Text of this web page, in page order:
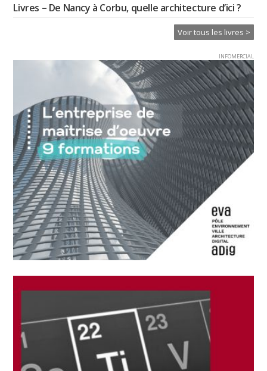
Livres – De Nancy à Corbu, quelle architecture d’ici ?
Voir tous les livres >
INFOMERCIAL